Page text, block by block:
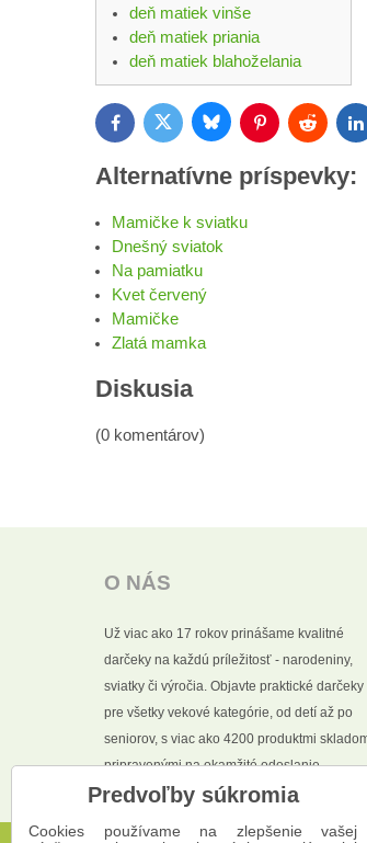
deň matiek vinše
deň matiek priania
deň matiek blahoželania
FacebookTwitter BlueskyPinterestReddit
Alternatívne príspevky:
Mamičke k sviatku
Dnešný sviatok
Na pamiatku
Kvet červený
Mamičke
Zlatá mamka
Diskusia
(0 komentárov)
O NÁS
Už viac ako 17 rokov prinášame kvalitné
darčeky na každú príležitosť - narodeniny,
sviatky či výročia. Objavte praktické darčeky
pre všetky vekové kategórie, od detí až po
seniorov, s viac ako 4200 produktmi
pripravenými na okamžité odoslanie.
Predvoľby súkromia
Cookies používame na zlepšenie vašej